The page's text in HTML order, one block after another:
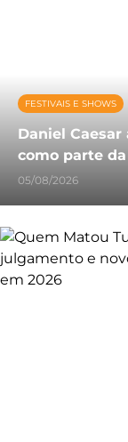
FESTIVAIS E SHOWS
Daniel
como parte da
05/08/2026